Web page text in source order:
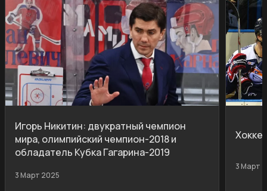
Игорь Никитин: двукратный чемпион
мира, олимпийский чемпион-2018 и
обладатель Кубка Гагарина-2019
3 Март 2025
3 Март